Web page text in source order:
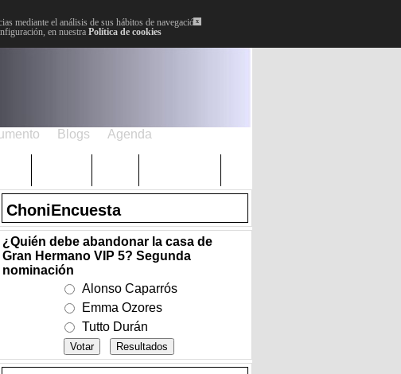
x
mediante el análisis de sus hábitos de navegación.
en nuestra Política de cookies
Blogs Agenda
ChoniEncuesta
¿Quién debe abandonar la casa de
Gran Hermano VIP 5? Segunda
nominación
Alonso Caparrós
Emma Ozores
Tutto Durán